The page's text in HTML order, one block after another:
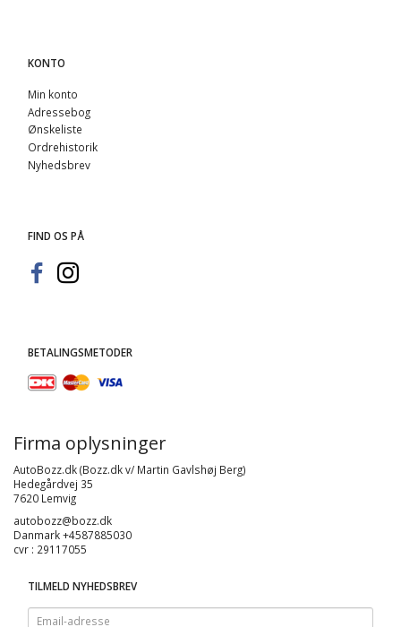
KONTO
Min konto
Adressebog
Ønskeliste
Ordrehistorik
Nyhedsbrev
FIND OS PÅ
BETALINGSMETODER
Firma oplysninger
AutoBozz.dk (Bozz.dk v/ Martin Gavlshøj Berg)
Hedegårdvej 35
7620 Lemvig
autobozz@bozz.dk
Danmark +4587885030
cvr : 29117055
TILMELD NYHEDSBREV
Email-